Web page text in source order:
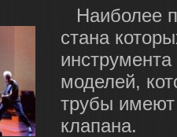
Наиболее
стана
моделей,
трубы имеют
клапана.